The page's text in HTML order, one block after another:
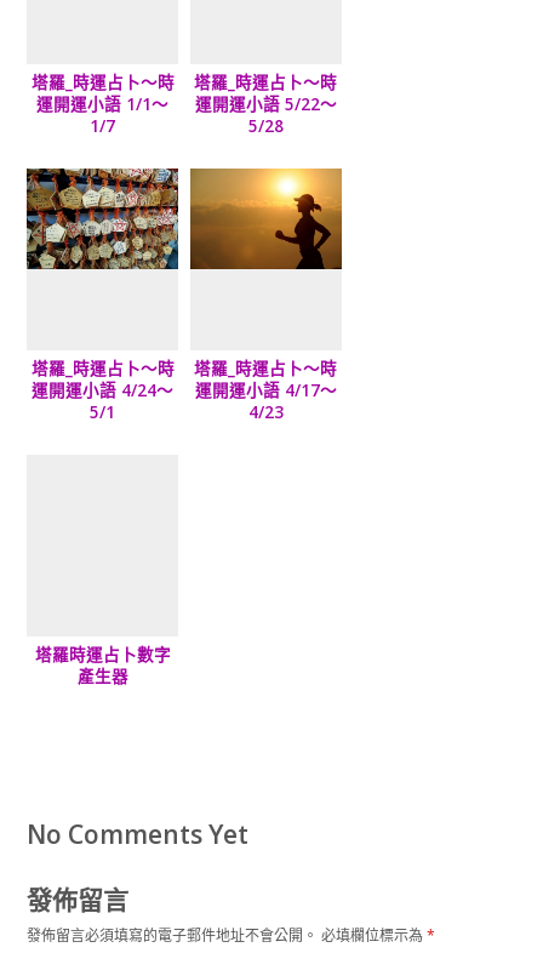
塔羅_時運占卜～時
運開運小語 1/1～
1/7
塔羅_時運占卜～時
運開運小語 5/22～
5/28
塔羅_時運占卜～時
運開運小語 4/24～
5/1
塔羅_時運占卜～時
運開運小語 4/17～
4/23
塔羅時運占卜數字
產生器
No Comments Yet
發佈留言
發佈留言必須填寫的電子郵件地址不會公開。 必填欄位標示為*